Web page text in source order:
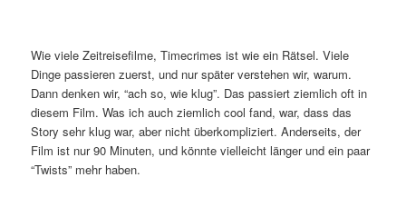
Wie viele Zeitreisefilme, Timecrimes ist wie ein Rätsel. Viele
Dinge passieren zuerst, und nur später verstehen wir, warum.
Dann denken wir, “ach so, wie klug”. Das passiert ziemlich oft in
diesem Film. Was ich auch ziemlich cool fand, war, dass das
Story sehr klug war, aber nicht überkompliziert. Anderseits, der
Film ist nur 90 Minuten, und könnte vielleicht länger und ein paar
“Twists” mehr haben.